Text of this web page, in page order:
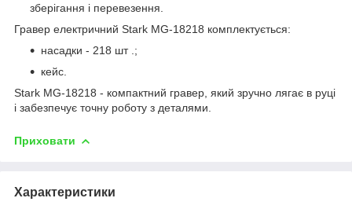
зберігання і перевезення.
Гравер електричний Stark MG-18218 комплектується:
насадки - 218 шт .;
кейс.
Stark MG-18218 - компактний гравер, який зручно лягає в руці
і забезпечує точну роботу з деталями.
Приховати
Характеристики